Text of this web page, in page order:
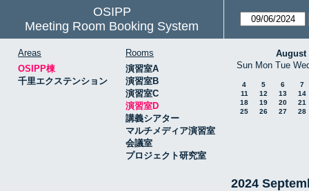
OSIPP
Meeting Room Booking System
Areas
OSIPP棟
千里エクステンション
Rooms
演習室A
演習室B
演習室C
演習室D
講義シアター
マルチメディア演習室
会議室
プロジェクト研究室
August
Sun Mon Tue
4 5 6
7
11
12 13
14
18
19 20
21
25
26 27 28
2024